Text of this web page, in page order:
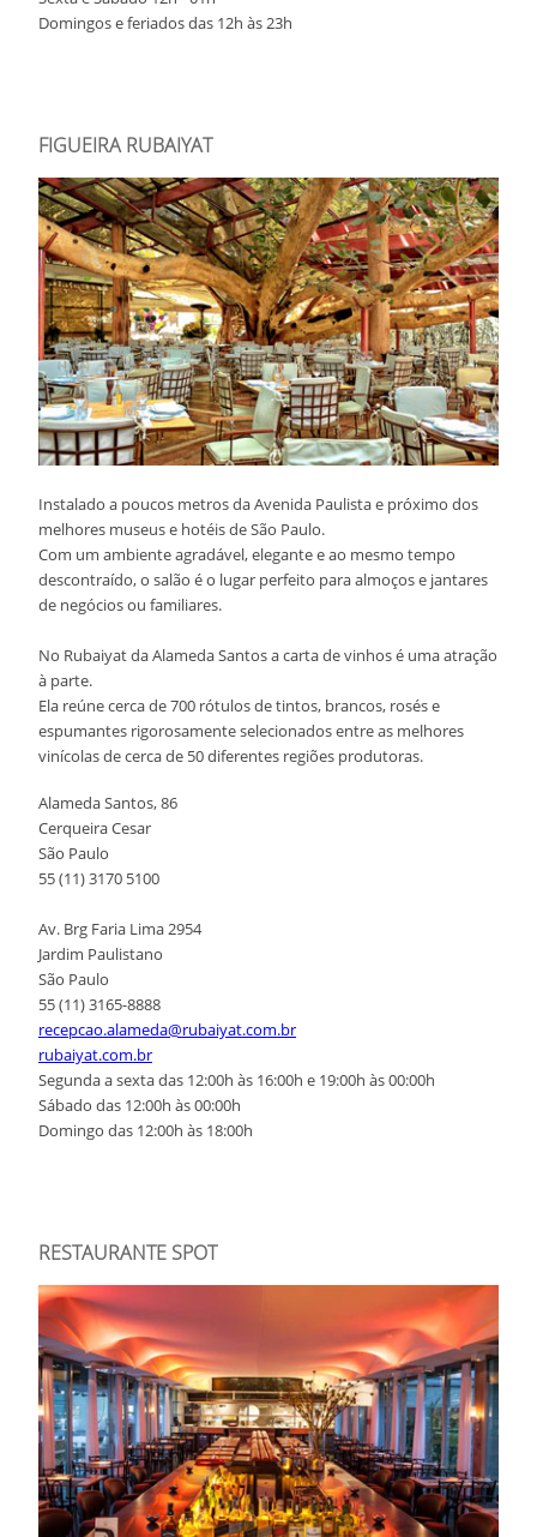
Domingos e feriados das 12h às 23h
FIGUEIRA RUBAIYAT
Instalado a poucos metros da Avenida Paulista e próximo dos
melhores museus e hotéis de São Paulo.
Com um ambiente agradável, elegante e ao mesmo tempo
descontraído, o salão é o lugar perfeito para almoços e jantares
de negócios ou familiares.
No Rubaiyat da Alameda Santos a carta de vinhos é uma atração
à parte.
Ela reúne cerca de 700 rótulos de tintos, brancos, rosés e
espumantes rigorosamente selecionados entre as melhores
vinícolas de cerca de 50 diferentes regiões produtoras.
Alameda Santos, 86
Cerqueira Cesar
São Paulo
55 (11) 3170 5100
Av. Brg Faria Lima 2954
Jardim Paulistano
São Paulo
55 (11) 3165-8888
recepcao.alameda@rubaiyat.com.br
rubaiyat.com.br
Segunda a sexta das 12:00h às 16:00h e 19:00h às 00:00h
Sábado das 12:00h às 00:00h
Domingo das 12:00h às 18:00h
RESTAURANTE SPOT